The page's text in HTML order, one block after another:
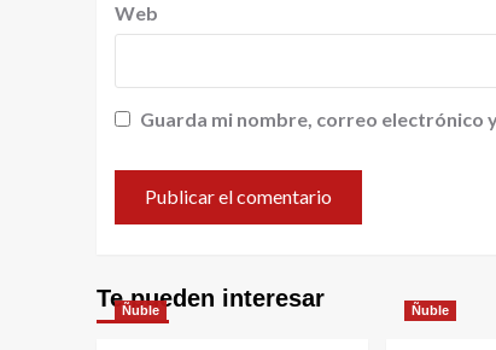
Web
Guarda mi nombre, correo electrónico
Te pueden interesar
Ñuble Ñuble